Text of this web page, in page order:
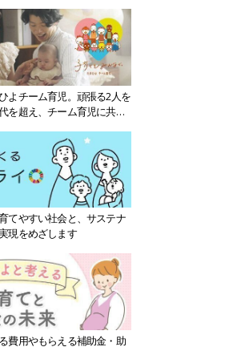
よチーム育児。頑張る2人を
を超え、チーム育児に共感
てやすい社会と、サステナ
現をめざします
費用やもらえる補助金・助